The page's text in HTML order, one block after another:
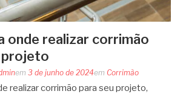
onde realizar corrimão
projeto
em 3 de junho de 2024em Corrimão
realizar corrimão para seu projeto,